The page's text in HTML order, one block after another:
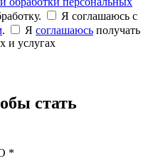
Я соглашаюсь c
. Я соглашаюсь получать
и услугах
стать
*